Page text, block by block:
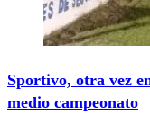
Sportivo, otra vez
medio campeonato